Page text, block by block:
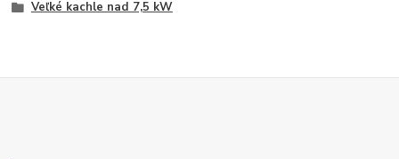
Veľké kachle nad 7,5 kW